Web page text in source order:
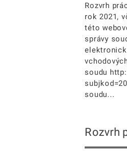
Rozvrh
rok 2021,
této
správy
soudu
soudu...
Rozvrh